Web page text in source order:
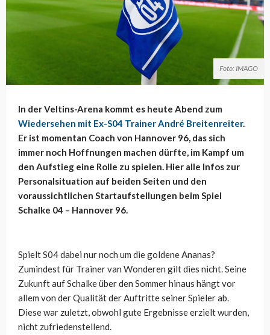
Foto: IMAGO
In der Veltins-Arena kommt es heute Abend zum
Wiedersehen mit Ex-S04 Trainer André Breitenreiter.
Er ist momentan Coach von Hannover 96, das sich
immer noch Hoffnungen machen dürfte, im Kampf um
den Aufstieg eine Rolle zu spielen. Hier alle Infos zur
Personalsituation auf beiden Seiten und den
voraussichtlichen Startaufstellungen beim Spiel
Schalke 04 – Hannover 96.
Spielt S04 dabei nur noch um die goldene Ananas?
Zumindest für Trainer van Wonderen gilt dies nicht. Seine
Zukunft auf Schalke über den Sommer hinaus hängt vor
allem von der Qualität der Auftritte seiner Spieler ab.
Diese war zuletzt, obwohl gute Ergebnisse erzielt wurden,
nicht zufriedenstellend.